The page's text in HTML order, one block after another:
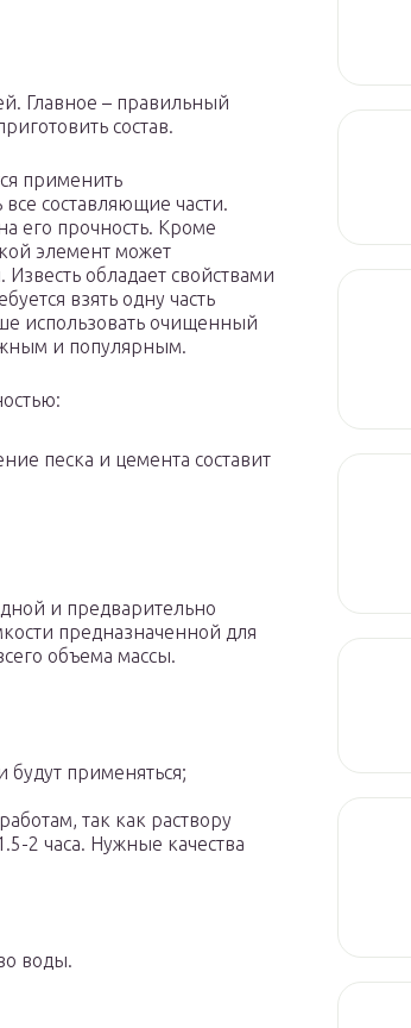
Главное – правильный
состав.
применить
составляющие части.
его прочность. Кроме
элемент может
обладает свойствами
взять одну часть
использовать очищенный
и популярным.
песка и цемента составит
и предварительно
предназначенной для
объема массы.
будут применяться;
так как раствору
2 часа. Нужные качества
воды.